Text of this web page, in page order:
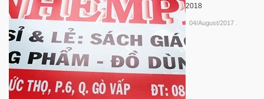
2018
04/August/2017